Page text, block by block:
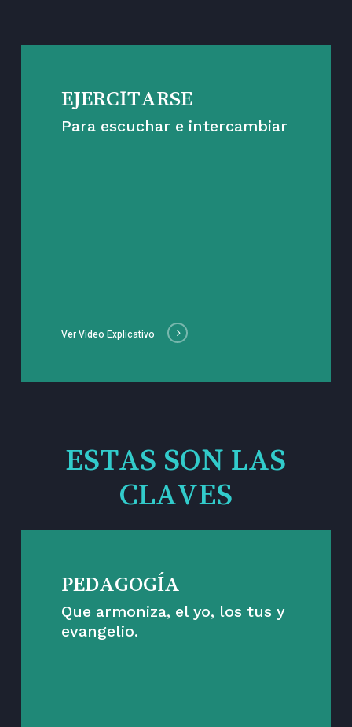
EJERCITARSE
Para escuchar e intercambiar
Ver Video Explicativo
ESTAS SON LAS
CLAVES
PEDAGOGÍA
Que armoniza, el yo, los tus y
evangelio.